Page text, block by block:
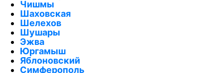
Чишмы
Шаховская
Шелехов
Шушары
Эжва
Юргамыш
Яблоновский
Симферополь